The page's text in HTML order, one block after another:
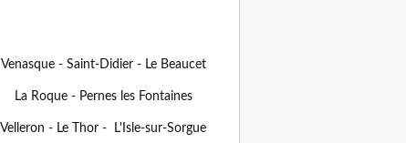
Venasque - Saint-Didier - Le Beaucet
La Roque - Pernes les Fontaines
Velleron - Le Thor - L'Isle-sur-Sorgue